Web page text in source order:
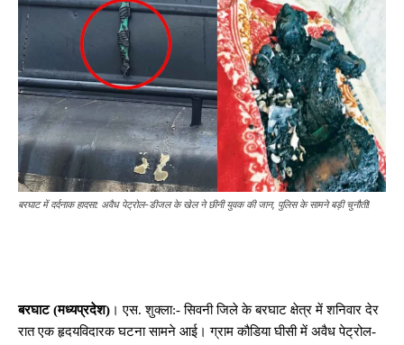
बरघाट में दर्दनाक हादसा: अवैध पेट्रोल-डीजल के खेल ने छीनी युवक की जान, पुलिस के सामने बड़ी चुनौती!
बरघाट (मध्यप्रदेश) । एस. शुक्ला:- सिवनी जिले के बरघाट क्षेत्र में शनिवार देर
रात एक हृदयविदारक घटना सामने आई। ग्राम कौडिया घीसी में अवैध पेट्रोल-